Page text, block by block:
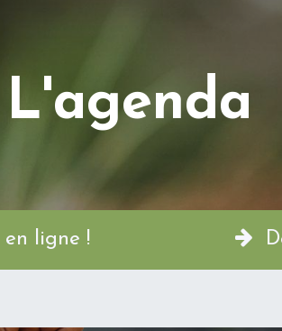
L'agenda
en ligne !